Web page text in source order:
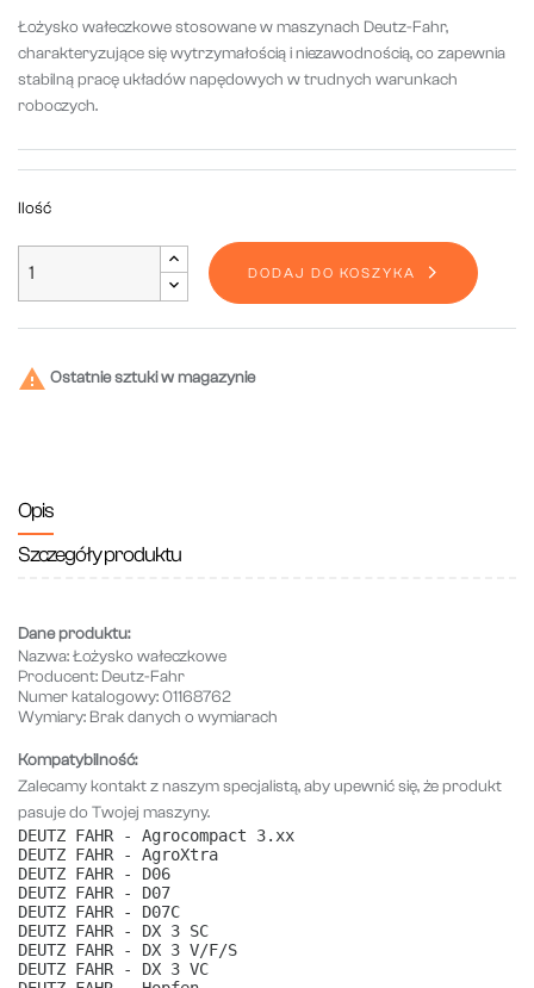
Łożysko wałeczkowe stosowane w maszynach Deutz-Fahr,
charakteryzujące się wytrzymałością i niezawodnością, co zapewnia
stabilną pracę układów napędowych w trudnych warunkach
roboczych.
Ilość
DODAJ DO KOSZYKA
 Ostatnie sztuki w magazynie
Opis
Szczegóły produktu
Dane produktu:
Nazwa:Łożysko wałeczkowe
Producent: Deutz-Fahr
Numer katalogowy:01168762
Wymiary: Brak danych o wymiarach
Kompatybilność:
Zalecamy kontakt z naszym specjalistą, aby upewnić się, że produkt
pasuje do Twojej maszyny.
DEUTZ FAHR - Agrocompact 3.xx
DEUTZ FAHR - AgroXtra
DEUTZ FAHR - D06
DEUTZ FAHR - D07
DEUTZ FAHR - D07C
DEUTZ FAHR - DX 3 SC
DEUTZ FAHR - DX 3 V/F/S
DEUTZ FAHR - DX 3 VC